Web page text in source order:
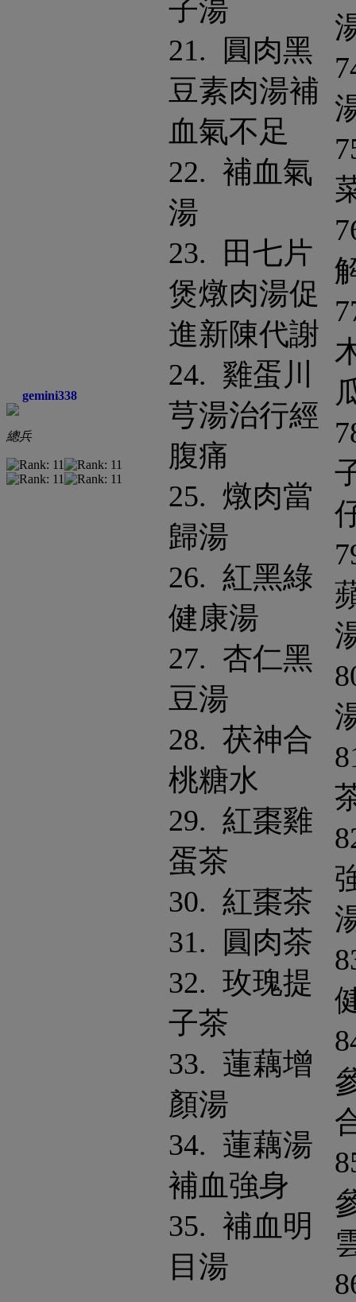
gemini338
總兵
子湯
21. 圓肉黑
豆素肉湯補
血氣不足
22. 補血氣
湯
23. 田七片
煲燉肉湯促
進新陳代謝
24. 雞蛋川
芎湯治行經
腹痛
25. 燉肉當
歸湯
26. 紅黑綠
健康湯
27. 杏仁黑
豆湯
28. 茯神合
桃糖水
29. 紅棗雞
蛋茶
30. 紅棗茶
31. 圓肉茶
32. 玫瑰提
子茶
33. 蓮藕增
顏湯
34. 蓮藕湯
補血強身
35. 補血明
目湯